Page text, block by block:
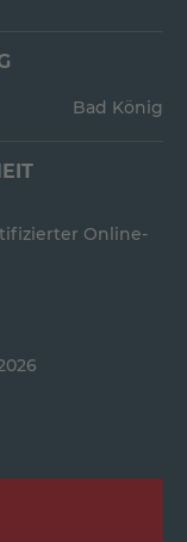
Bad König
Online-